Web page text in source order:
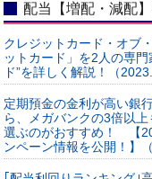
配当【増配・減配
クレジットカード・オブ
ットカード」を2人の専
ド”を詳しく解説！（
定期預金の金利が高い銀
ら、メガバンクの3倍以
選ぶのがおすすめ！ 【
ンペーン情報を公開！】